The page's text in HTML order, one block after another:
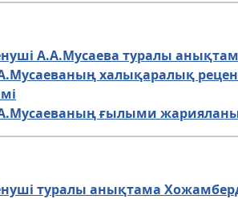
А.А.Мусаева туралы
халықаралық
ғылыми
туралы анықтама